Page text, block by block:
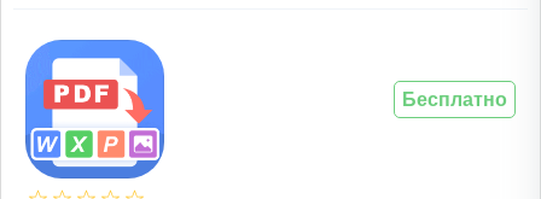
Бесплатно